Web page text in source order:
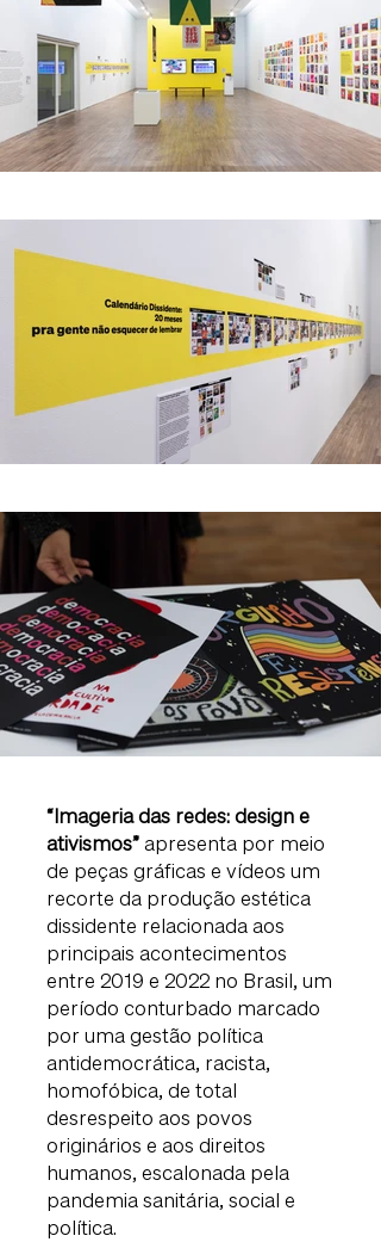
“Imageria das redes: design e
ativismos” apresenta por meio
de peças gráficas e vídeos um
recorte da produção estética
dissidente relacionada aos
principais acontecimentos
entre 2019 e 2022 no Brasil, um
período conturbado marcado
por uma gestão política
antidemocrática, racista,
homofóbica, de total
desrespeito aos povos
originários e aos direitos
humanos, escalonada pela
pandemia sanitária, social e
política.